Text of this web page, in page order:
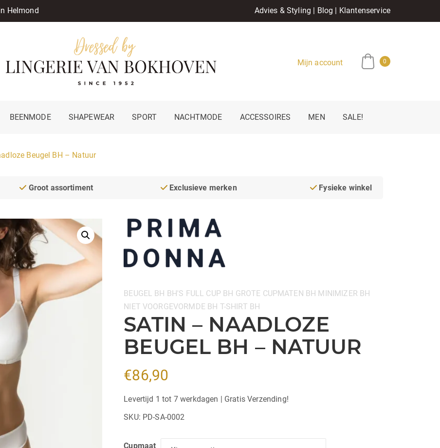
Helmond Advies & Styling | Blog | Klantenservice
Mijn account 0
BEENMODE SHAPEWEAR SPORT NACHTMODE ACCESSOIRES MEN SALE!
Beugel BH – Natuur
Groot assortiment Exclusieve merken Fysieke winkel
Categorieën:
BEUGEL BH BH'S FULL CUP BH GROTE CUPMATEN BH MINIMIZER BH
NIET VOORGEVORMDE BH T-SHIRT BH
SATIN – NAADLOZE
BEUGEL BH – NATUUR
€86,90
Levertijd 1 tot 7 werkdagen | Gratis Verzending!
SKU: PD-SA-0002
Cupmaat